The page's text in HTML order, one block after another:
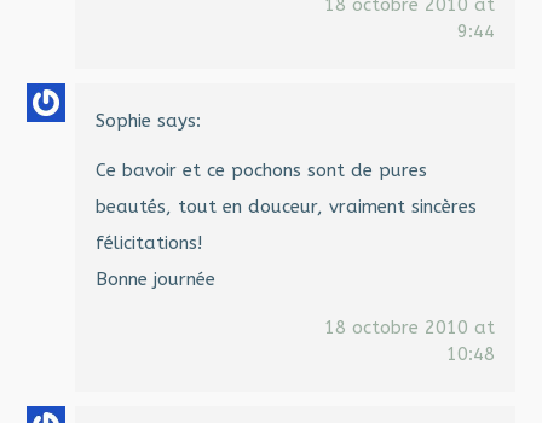
18 octobre 2010 at
9:44
Sophie says:
Ce bavoir et ce pochons sont de pures
beautés, tout en douceur, vraiment sincères
félicitations!
Bonne journée
18 octobre 2010 at
10:48